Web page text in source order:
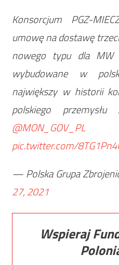
Konsorcjum PGZ-
umowę na dostawę
nowego typu dla MW
wybudowane w
największy w historii
polskiego przemysłu
@MON_GOV_PL
pic.twitter.com/
— Polska Grupa
27, 2021
Wspieraj